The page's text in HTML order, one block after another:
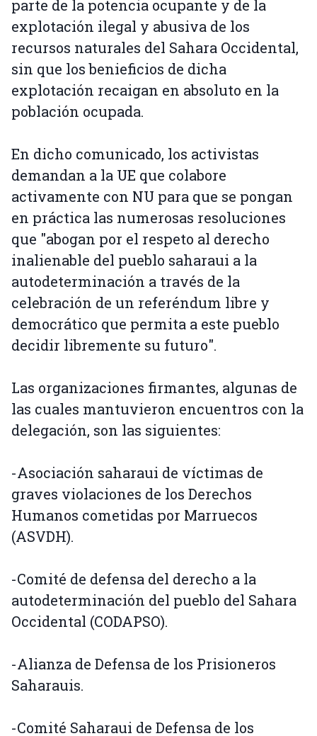
parte de la potencia ocupante y de la
explotación ilegal y abusiva de los
recursos naturales del Sahara Occidental,
sin que los benieficios de dicha
explotación recaigan en absoluto en la
población ocupada.
En dicho comunicado, los activistas
demandan a la UE que colabore
activamente con NU para que se pongan
en práctica las numerosas resoluciones
que "abogan por el respeto al derecho
inalienable del pueblo saharaui a la
autodeterminación a través de la
celebración de un referéndum libre y
democrático que permita a este pueblo
decidir libremente su futuro".
Las organizaciones firmantes, algunas de
las cuales mantuvieron encuentros con la
delegación, son las siguientes:
-Asociación saharaui de víctimas de
graves violaciones de los Derechos
Humanos cometidas por Marruecos
(ASVDH).
-Comité de defensa del derecho a la
autodeterminación del pueblo del Sahara
Occidental (CODAPSO).
-Alianza de Defensa de los Prisioneros
Saharauis.
-Comité Saharaui de Defensa de los